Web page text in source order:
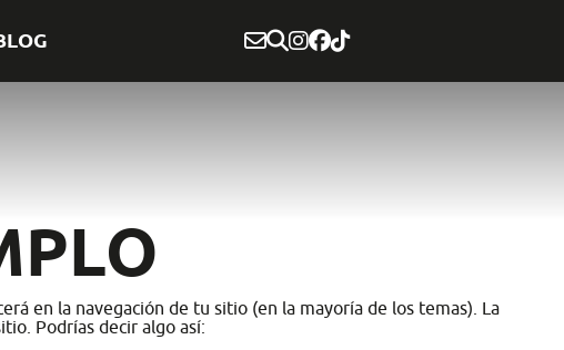
en la navegación de tu sitio (en la mayoría de los temas). La
Podrías decir algo así: